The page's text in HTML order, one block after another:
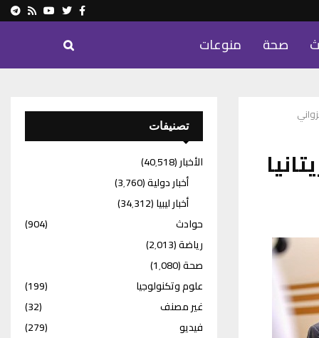
Facebook
Twitter
Youtube
Rss
صحة منوعات
تصنيفات
الأخبار(40٬518)
أخبار دولية(3٬760)
أخبار ليبيا(34٬312)
حوادث
(904)
رياضة(2٬013)
صحة(1٬080)
علوم وتكنولوجيا
(199)
غير مصنف
(32)
فيديو
(279)